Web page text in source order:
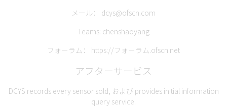
メール： dcys@ofscn.com
Teams: chenshaoyang
フォーラム： https://フォーラム.ofscn.net
アフターサービス
DCYS records every sensor sold, および provides initial information
query service.